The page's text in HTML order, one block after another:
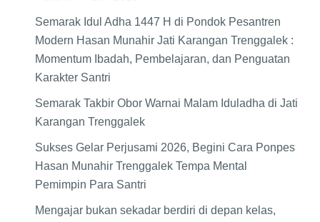
Semarak Idul Adha 1447 H di Pondok Pesantren
Modern Hasan Munahir Jati Karangan Trenggalek :
Momentum Ibadah, Pembelajaran, dan Penguatan
Karakter Santri
Semarak Takbir Obor Warnai Malam Iduladha di Jati
Karangan Trenggalek
Sukses Gelar Perjusami 2026, Begini Cara Ponpes
Hasan Munahir Trenggalek Tempa Mental
Pemimpin Para Santri
Mengajar bukan sekadar berdiri di depan kelas,